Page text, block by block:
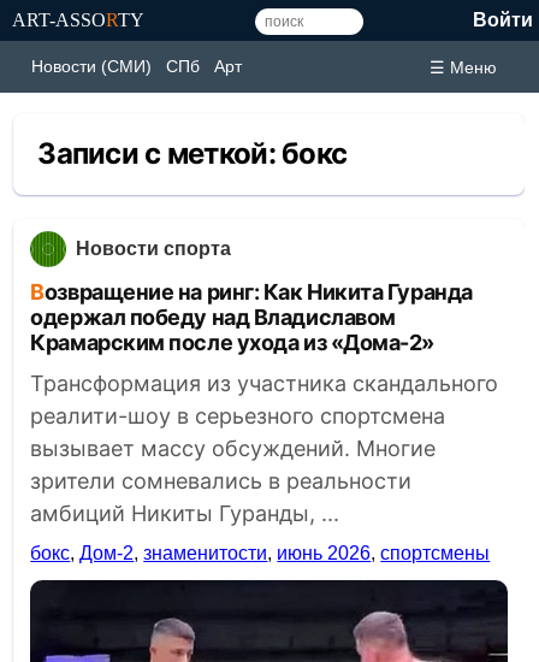
ART-ASSORTY Войти
Новости (СМИ) СПб Арт ☰ Меню
Записи с меткой: бокс
Новости спорта
Возвращение на ринг: Как Никита Гуранда
одержал победу над Владиславом
Крамарским после ухода из «Дома-2»
Трансформация из участника скандального
реалити-шоу в серьезного спортсмена
вызывает массу обсуждений. Многие
зрители сомневались в реальности
амбиций Никиты Гуранды, ...
бокс,Дом-2,знаменитости, июнь 2026,спортсмены